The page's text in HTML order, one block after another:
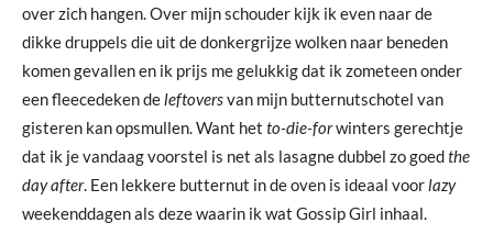
over zich hangen. Over mijn schouder kijk ik even naar de
dikke druppels die uit de donkergrijze wolken naar beneden
komen gevallen en ik prijs me gelukkig dat ik zometeen onder
een fleecedeken deleftoversvan mijn butternutschotel van
gisteren kan opsmullen. Want het to-die-forwinters gerechtje
dat ik je vandaag voorstel is net als lasagne dubbel zo goedthe
day after. Een lekkere butternut in de oven is ideaal voorlazy
weekenddagen als deze waarin ik wat Gossip Girl inhaal.